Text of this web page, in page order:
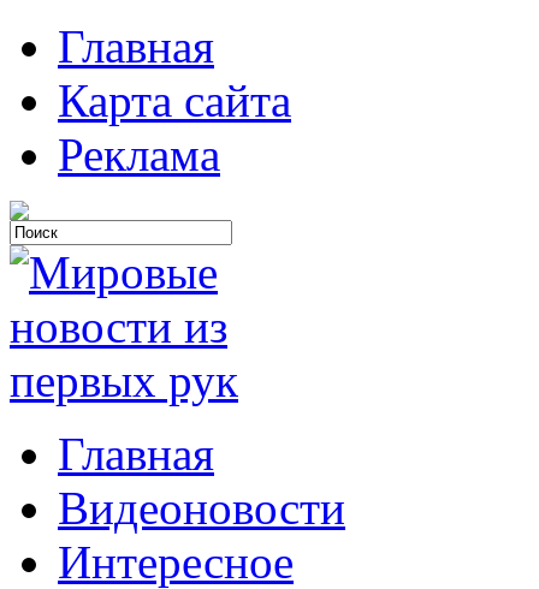
Главная
Карта сайта
Реклама
Главная
Видеоновости
Интересное